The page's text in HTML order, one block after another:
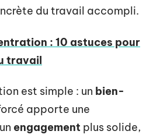
du travail accompli.
: 10 astuces pour
travail
est simple : un bien-
apporte une
engagement plus solide,